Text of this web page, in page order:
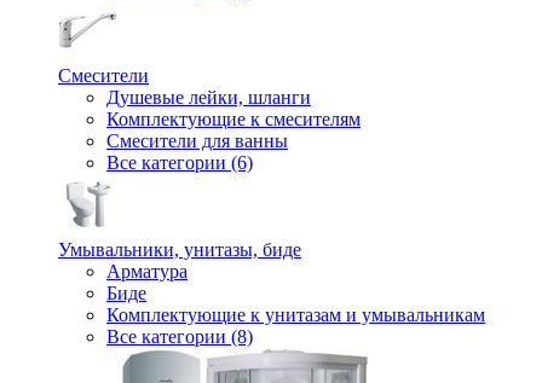
Смесители
Душевые лейки, шланги
Комплектующие к смесителям
Смесители для ванны
Все категории (6)
Умывальники, унитазы, биде
Арматура
Биде
Комплектующие к унитазам и умывальникам
Все категории (8)